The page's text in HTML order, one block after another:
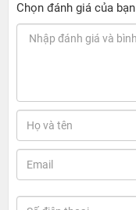
Chọn đánh giá của bạn